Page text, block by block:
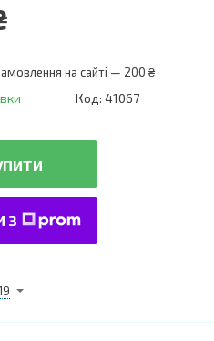
на сайті — 200 ₴
Код: 41067
З